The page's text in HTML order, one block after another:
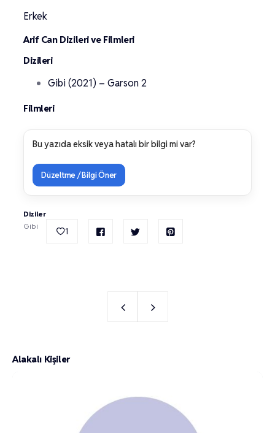
Erkek
Arif Can Dizileri ve Filmleri
Dizileri
Gibi (2021) – Garson 2
Filmleri
Bu yazıda eksik veya hatalı bir bilgi mi var?
Düzeltme / Bilgi Öner
Diziler
Gibi
1
Alakalı Kişiler